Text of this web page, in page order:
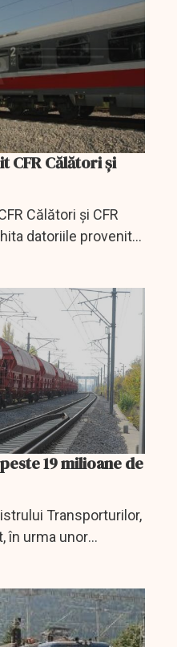
CFR Călători şi
Călători şi CFR
datoriile provenite
a infrastructurii
19 milioane de
Transporturilor,
în urma unor
societatea ar fi